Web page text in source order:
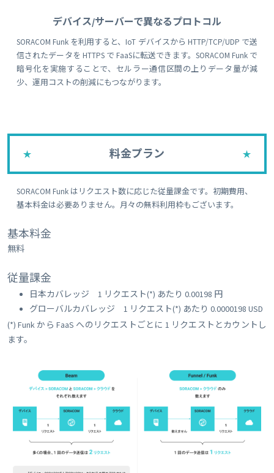
デバイス/サーバーで異なるプロトコル
SORACOM Funk を利用すると、IoT デバイスから HTTP/TCP/UDP で送
信されたデータを HTTPS で FaaSに転送できます。SORACOM Funk で
暗号化を実施することで、セルラー通信区間の上りデータ量が減
少、運用コストの削減にもつながります。
料金プラン
SORACOM Funk はリクエスト数に応じた従量課金です。初期費用、
基本料金は必要ありません。 月々の無料利用枠もございます。
基本料金
無料
従量課金
日本カバレッジ 1 リクエスト(*) あたり 0.00198 円
グローバルカバレッジ 1 リクエスト(*) あたり 0.0000198 USD
(*) Funk から FaaS へのリクエストごとに 1 リクエストとカウントし
ます。